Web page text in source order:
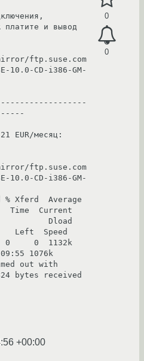
0
0
платите и вывод
ftp.suse.com
10.0-CD-i386-GM-
EUR/месяц:
ftp.suse.com
10.0-CD-i386-GM-
Time  Current
Left  Speed
1076k
out with
bytes received
+00:00